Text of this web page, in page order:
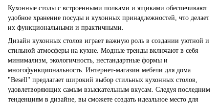
Кухонные столы с встроенными полками и ящиками обеспечивают
удобное хранение посуды и кухонных принадлежностей, что делает
их функциональными и практичными.
Дизайн кухонных столов играет важную роль в создании уютной и
стильной атмосферы на кухне. Модные тренды включают в себя
минимализм, экологичность, нестандартные формы и
многофункциональность. Интернет-магазин мебели для дома
"Besell" предлагает широкий выбор стильных кухонных столов,
удовлетворяющих самым взыскательным вкусам. Следуя последним
тенденциям в дизайне, вы сможете создать идеальное место для